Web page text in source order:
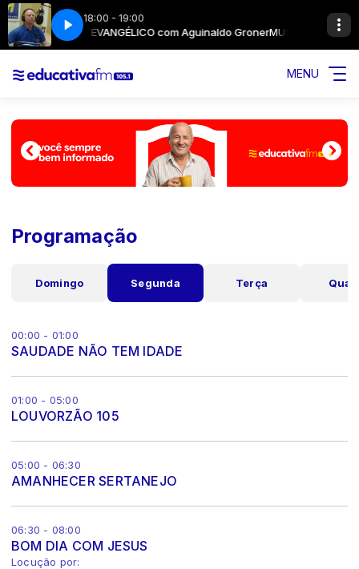
18:00 - 19:00
MUSICAL EVANGÉLICO com Aguinaldo GronerMUSICAL
MENU
Programação
Domingo Segunda Terça
00:00 - 01:00
SAUDADE NÃO TEM IDADE
01:00 - 05:00
LOUVORZÃO 105
05:00 - 06:30
AMANHECER SERTANEJO
06:30 - 08:00
BOM DIA COM JESUS
Locução por: